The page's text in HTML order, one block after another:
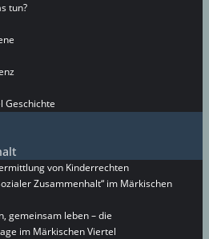
tun?
Geschichte
von Kinderrechten
Zusammenhalt“ im Märkischen
gemeinsam leben – die
im Märkischen Viertel